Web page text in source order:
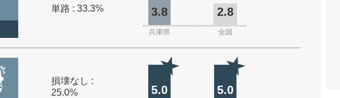
単路 : 33.3% 3.8 2.8
兵庫県 全国
損壊なし :
25.0%
5.0 5.0